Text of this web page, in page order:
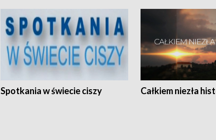
Spotkania w świecie ciszy Całkiem niezła